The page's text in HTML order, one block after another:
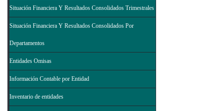
Situación Financiera Y Resultados Consolidados Trimestrales
Situación Financiera Y Resultados Consolidados Por
Departamentos
Entidades Omisas
Información Contable por Entidad
Inventario de entidades